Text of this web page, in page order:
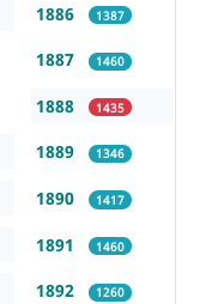
1886 1387
1887 1460
1888 1435
1889 1346
1890 1417
1891 1460
1892 1260